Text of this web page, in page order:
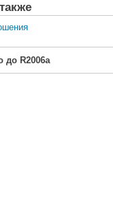
до R2006a